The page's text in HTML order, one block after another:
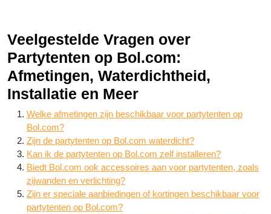
Veelgestelde Vragen over
Partytenten op Bol.com:
Afmetingen, Waterdichtheid,
Installatie en Meer
Welke afmetingen zijn beschikbaar voor partytenten op
Bol.com?
Zijn de partytenten op Bol.com waterdicht?
Kan ik de partytenten op Bol.com zelf installeren?
Biedt Bol.com ook accessoires aan voor partytenten, zoals
zijwanden en verlichting?
Zijn er speciale aanbiedingen of kortingen beschikbaar voor
partytenten op Bol.com?